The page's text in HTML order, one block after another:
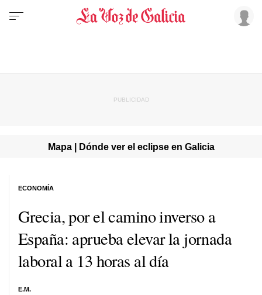
Mapa | Dónde ver el eclipse en Galicia
Grecia, por el camino inverso a
España: aprueba elevar la jornada
laboral a 13 horas al día
E.M.
ECONOMÍA